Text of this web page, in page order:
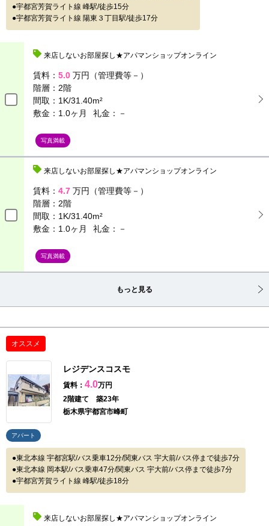
宇都宮芳賀ライト線 峰駅/徒歩15分
宇都宮芳賀ライト線 陽東３丁目駅/徒歩17分
来店しないお部屋探し★アパマンショップオンライン
賃料： 5.0 万円（管理費等－）
階層： 2階
間取： 1K/31.40m²
敷金：1.0ヶ月
礼金：－
写真満載
来店しないお部屋探し★アパマンショップオンライン
賃料： 4.7 万円（管理費等－）
階層： 2階
間取： 1K/31.40m²
敷金：1.0ヶ月
礼金：－
写真満載
もっと見る
オススメ
レジデンスコスモ
賃料： 4.0万円
2階建て 築23年
栃木県宇都宮市峰町
アパート
東北本線 宇都宮駅/バス乗車12分/関東バス 宇大前/バス停まで徒歩7分
東北本線 岡本駅/バス乗車47分/関東バス 宇大前/バス停まで徒歩7分
宇都宮芳賀ライト線 峰駅/徒歩18分
来店しないお部屋探し★アパマンショップオンライン